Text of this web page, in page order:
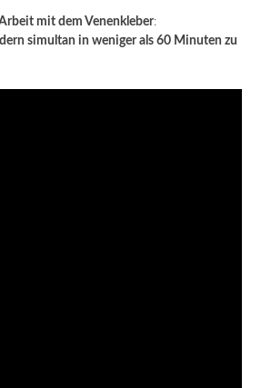
mit dem Venenkleber:
simultan in weniger als 60 Minuten zu